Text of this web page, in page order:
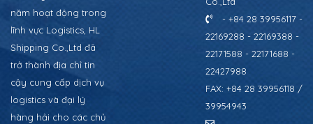
năm hoạt động trong
lĩnh vực Logistics, HL
Shipping Co.,Ltd đã
trở thành địa chỉ tin
cậy cung cấp dịch vụ
logistics và đại lý
hàng hải cho các chủ
- +84 28 39956117 -
22169288 - 22169388 -
22171588 - 22171688 -
22427988
FAX: +84 28 39956118 /
39954943